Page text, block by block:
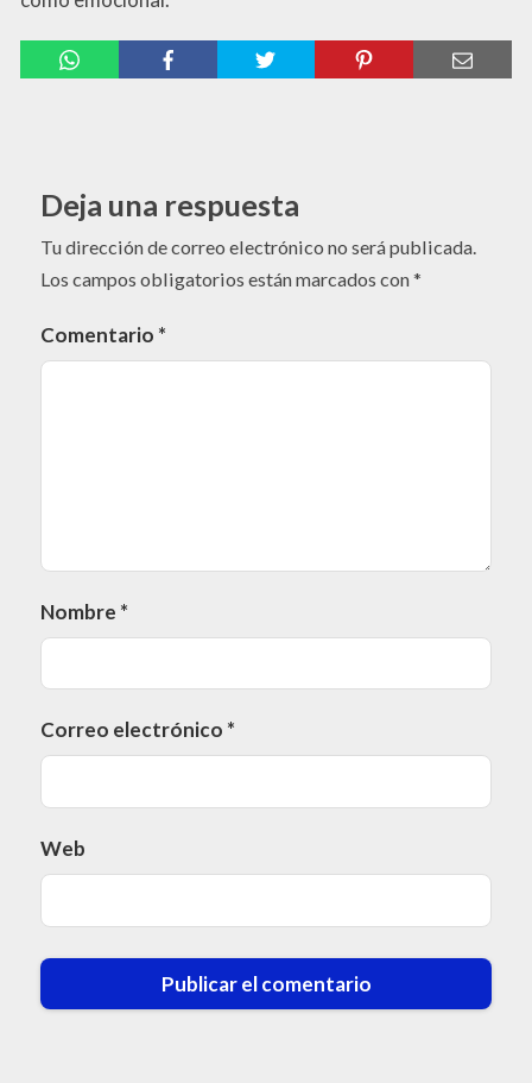
Deja una respuesta
Tu dirección de correo electrónico no será publicada.
Los campos obligatorios están marcados con*
Comentario *
Nombre *
Correo electrónico *
Web